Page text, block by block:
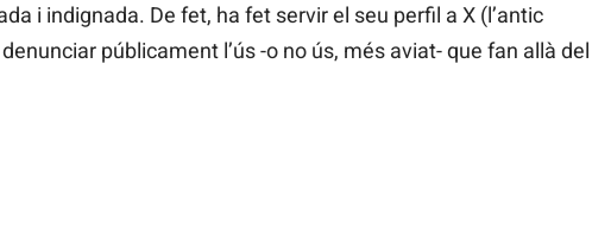
i indignada. De fet, ha fet servir el seu perfil a X (l’antic
públicament l’ús -o no ús, més aviat- que fan allà del